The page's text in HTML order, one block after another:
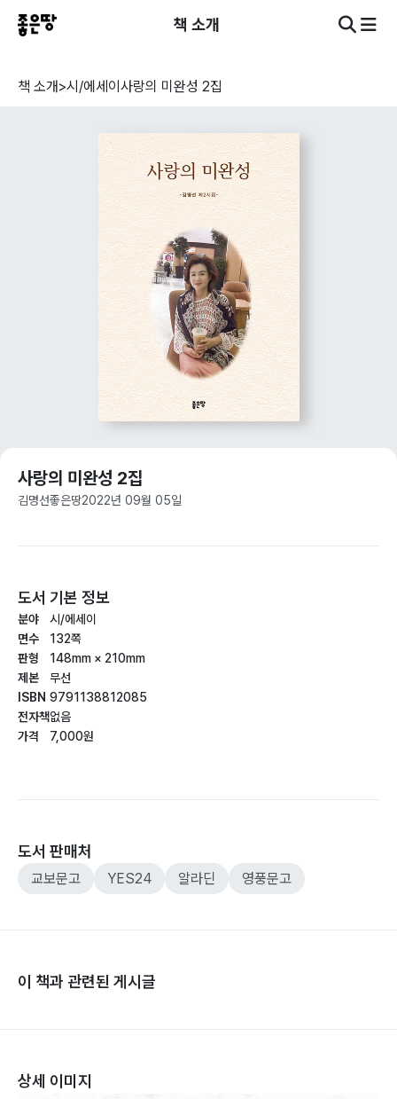
책 소개
책 소개>시/에세이 사랑의 미완성 2집
사랑의 미완성 2집
김명선좋은땅2022년 09월 05일
도서 기본 정보
분야
면수
판형
제본
ISBN
전자책
가격
시/에세이
132쪽
148mm × 210mm
무선
9791138812085
없음
7,000원
도서 판매처
교보문고 YES24 알라딘 영풍문고
이 책과 관련된 게시글
상세 이미지